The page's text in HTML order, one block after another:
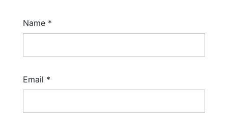
Name *
Email *